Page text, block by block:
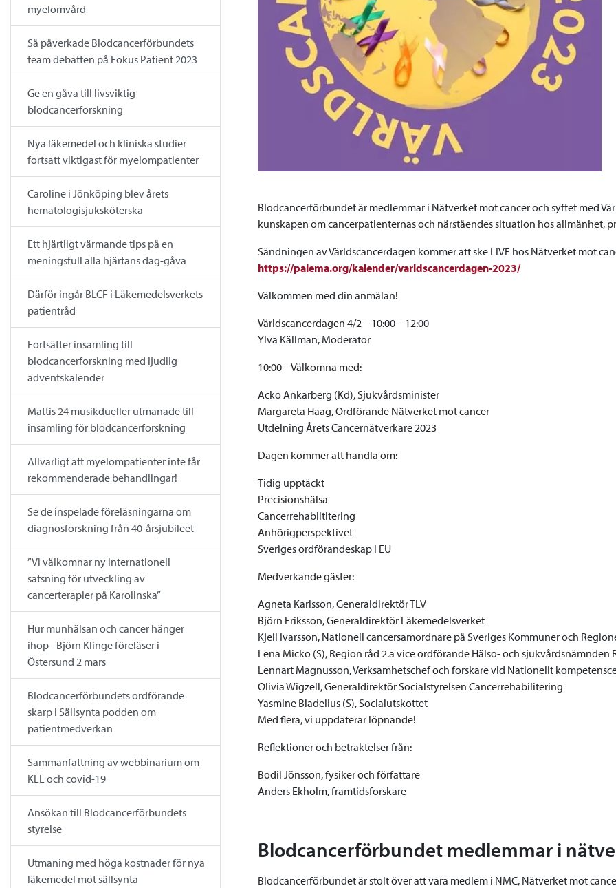
myelomvård
Så påverkade Blodcancerförbundets
team debatten på Fokus Patient 2023
Ge en gåva till livsviktig
blodcancerforskning
Nya läkemedel och kliniska studier
fortsatt viktigast för myelompatienter
Caroline i Jönköping blev årets
hematologisjuksköterska
Ett hjärtligt värmande tips på en
meningsfull alla hjärtans dag-gåva
Därför ingår BLCF i Läkemedelsverkets
patientråd
Fortsätter insamling till
blodcancerforskning med ljudlig
adventskalender
Mattis 24 musikdueller utmanade till
insamling för blodcancerforskning
Allvarligt att myelompatienter inte får
rekommenderade behandlingar!
Se de inspelade föreläsningarna om
diagnosforskning från 40-årsjubileet
”Vi välkomnar ny internationell
satsning för utveckling av
cancerterapier på Karolinska”
Hur munhälsan och cancer hänger
ihop - Björn Klinge föreläser i
Östersund 2 mars
Blodcancerförbundets ordförande
skarp i Sällsynta podden om
patientmedverkan
Sammanfattning av webbinarium om
KLL och covid-19
Ansökan till Blodcancerförbundets
styrelse
Utmaning med höga kostnader för nya
läkemedel mot sällsynta
Blodcancerförbundet är medlemmar i Nätverket mot cancer och syftet med
kunskapen om cancerpatienternas och närståendes situation hos allmänhet,
Sändningen av Världscancerdagen kommer att ske LIVE hos Nätverket mot
https://palema.org/kalender/varldscancerdagen-2023/
Välkommen med din anmälan!
Världscancerdagen 4/2 – 10:00 – 12:00
Ylva Källman, Moderator
10:00 – Välkomna med:
Acko Ankarberg (Kd), Sjukvårdsminister
Margareta Haag, Ordförande Nätverket mot cancer
Utdelning Årets Cancernätverkare 2023
Dagen kommer att handla om:
Tidig upptäckt
Precisionshälsa
Cancerrehabiltitering
Anhörigperspektivet
Sveriges ordförandeskap i EU
Medverkande gäster:
Agneta Karlsson, Generaldirektör TLV
Björn Eriksson, Generaldirektör Läkemedelsverket
Kjell Ivarsson, Nationell cancersamordnare på Sveriges Kommuner och
Lena Micko (S), Region råd 2.a vice ordförande Hälso- och sjukvårdsnämnden
Lennart Magnusson, Verksamhetschef och forskare vid Nationellt
Olivia Wigzell, Generaldirektör Socialstyrelsen Cancerrehabilitering
Yasmine Bladelius (S), Socialutskottet
Med flera, vi uppdaterar löpnande!
Reflektioner och betraktelser från:
Bodil Jönsson, fysiker och författare
Anders Ekholm, framtidsforskare
Blodcancerförbundet medlemmar i
Blodcancerförbundet är stolt över att vara medlem i NMC, Nätverket mot